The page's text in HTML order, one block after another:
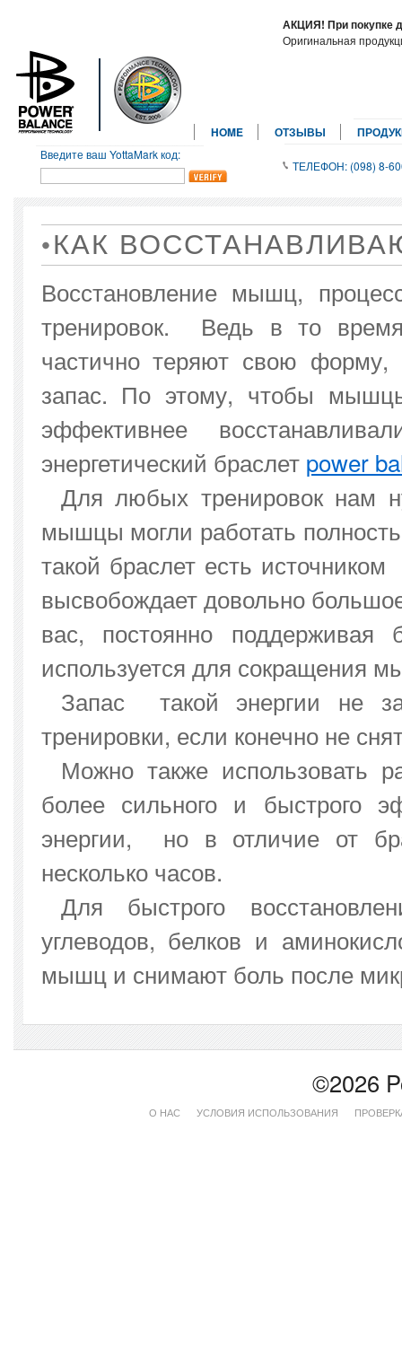
АКЦИЯ! При покупке
Оригинальная
HOME ОТЗЫВЫ
ТЕЛЕФОН: (098) 8-
Введите ваш YottaMark код:
КАК
Восстановление мышц,
тренировок. Ведь в то
частично теряют свою форму,
запас. По этому, чтобы
эффективнее
энергетический браслет power
Для любых тренировок нам
мышцы могли работать
такой браслет есть
высвобождает довольно
вас, постоянно
используется для сокращения
Запас такой энергии не
тренировки, если конечно не
Можно также использовать
более сильного и быстрого
энергии, но в отличие от
несколько часов.
Для быстрого
углеводов, белков и
мышц и снимают боль после
©2026
О НАС УСЛОВИЯ ИСПОЛЬЗОВАНИЯ